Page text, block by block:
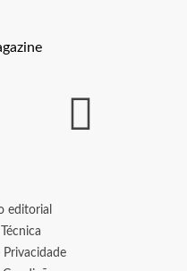
editorial
Privacidade